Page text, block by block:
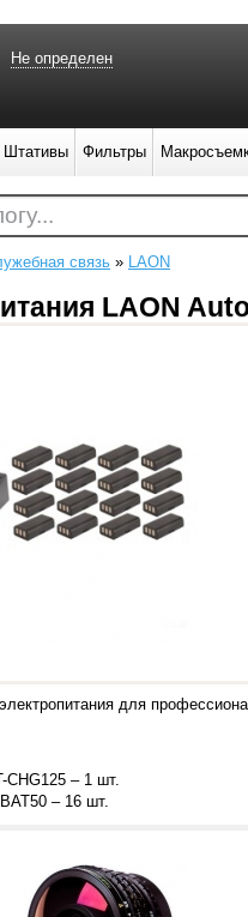
связь » LAON
LAON
для
CHG125 – 1 шт.
– 16 шт.
Не определен
Штативы Фильтры